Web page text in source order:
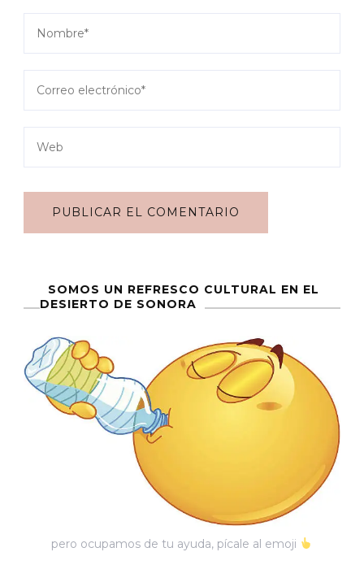
SOMOS UN REFRESCO CULTURAL EN EL
DESIERTO DE SONORA
pero ocupamos de tu ayuda, pícale al emoji